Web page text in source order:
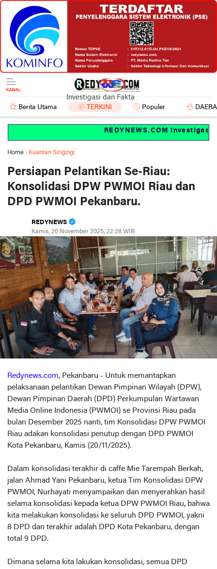
Investigasi dan Fakta
Berita Utama TERKINI Populer
REDYNEWS.COM Investigasi
Home › Kuantan Singingi
Persiapan Pelantikan Se-Riau:
Konsolidasi DPW PWMOI Riau dan
DPD PWMOI Pekanbaru.
REDYNEWS
Kamis, 20 November 2025, 22:28 WIB
Redynews.com, Pekanbaru - Untuk memantapkan
pelaksanaan pelantikan Dewan Pimpinan Wilayah (DPW),
Dewan Pimpinan Daerah (DPD) Perkumpulan Wartawan
Media Online Indonesia (PWMOI) se Provinsi Riau pada
bulan Desember 2025 nanti, tim Konsolidasi DPW PWMOI
Riau adakan konsolidasi penutup dengan DPD PWMOI
Kota Pekanbaru, Kamis (20/11/2025).
Dalam konsolidasi terakhir di caffe Mie Tarempah Berkah,
jalan Ahmad Yani Pekanbaru, ketua Tim Konsolidasi DPW
PWMOI, Nurhayati menyampaikan dan menyerahkan hasil
selama konsolidasi kepada ketua DPW PWMOI Riau, bahwa
kita melakukan konsolidasi ke seluruh DPD PWMOI, yakni
8 DPD dan terakhir adalah DPD Kota Pekanbaru, dengan
total 9 DPD.
Dimana selama kita lakukan konsolidasi, semua DPD